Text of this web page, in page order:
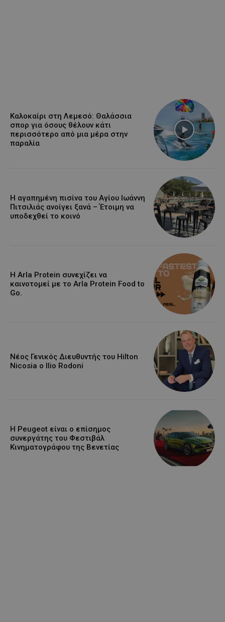
Καλοκαίρι στη Λεμεσό: Θαλάσσια
σπορ για όσους θέλουν κάτι
περισσότερο από μια μέρα στην
παραλία
Η αγαπημένη πισίνα του Αγίου Ιωάννη
Πιτσιλιάς ανοίγει ξανά – Έτοιμη να
υποδεχθεί το κοινό
Η Arla Protein συνεχίζει να
καινοτομεί με το Arla Protein Food to
Go.
Νέος Γενικός Διευθυντής του Hilton
Nicosia ο Ilio Rodoni
Η Peugeot είναι ο επίσημος
συνεργάτης του Φεστιβάλ
Κινηματογράφου της Βενετίας